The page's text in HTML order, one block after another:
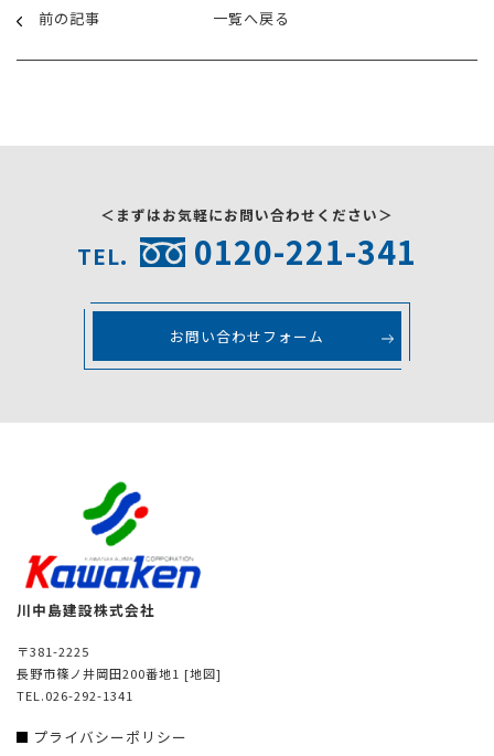
前の記事 一覧へ戻る
＜まずはお気軽にお問い合わせください＞
TEL. 0120-221-341
お問い合わせフォーム
川中島建設株式会社
〒381-2225
長野市篠ノ井岡田200番地1 [地図]
TEL.026-292-1341
プライバシーポリシー